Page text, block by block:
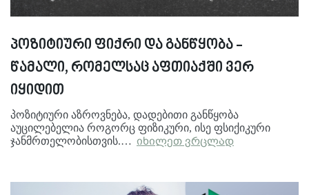
პოზიტიური ფიქრი და განწყობა -
წამალი, რომელსაც აფთიაქში ვერ
იყიდით
პოზიტიური აზროვნება, დადებითი განწყობა
აუცილებელია როგორც ფიზიკური, ისე ფსიქიკური
ჯანმრთელობისთვის.… იხილეთ ვრცლად